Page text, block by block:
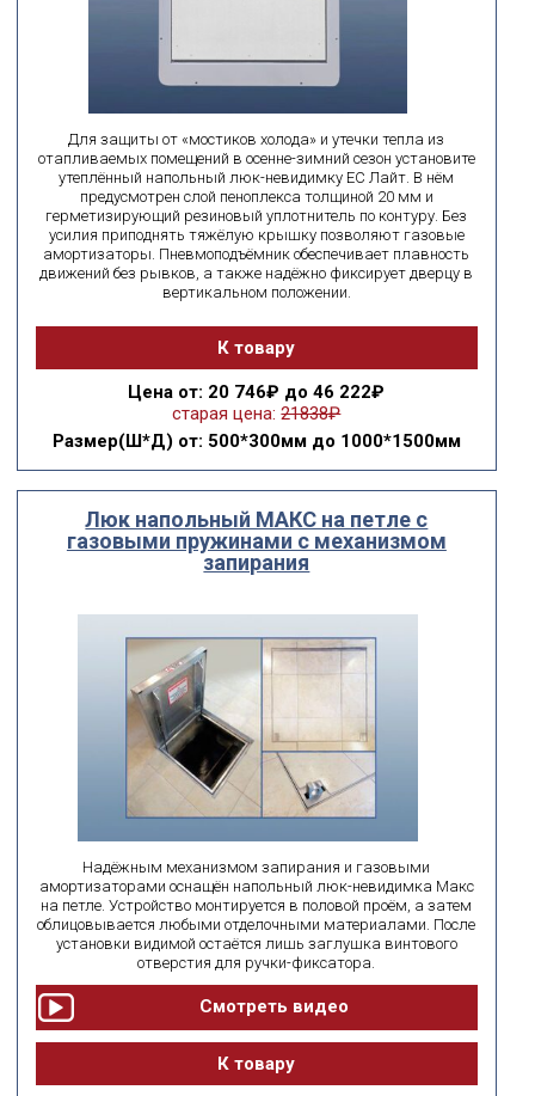
Для защиты от «мостиков холода» и утечки тепла из
отапливаемых помещений в осенне-зимний сезон установите
утеплённый напольный люк-невидимку ЕС Лайт. В нём
предусмотрен слой пеноплекса толщиной 20 мм и
герметизирующий резиновый уплотнитель по контуру. Без
усилия приподнять тяжёлую крышку позволяют газовые
амортизаторы. Пневмоподъёмник обеспечивает плавность
движений без рывков, а также надёжно фиксирует дверцу в
вертикальном положении.
К товару
Цена от: 20 746₽ до 46 222₽
старая цена: 21838₽
Размер(Ш*Д) от: 500*300мм до 1000*1500мм
Люк напольный МАКС на петле с
газовыми пружинами с механизмом
запирания
Надёжным механизмом запирания и газовыми
амортизаторами оснащён напольный люк-невидимка Макс
на петле. Устройство монтируется в половой проём, а затем
облицовывается любыми отделочными материалами. После
установки видимой остаётся лишь заглушка винтового
отверстия для ручки-фиксатора.
К товару